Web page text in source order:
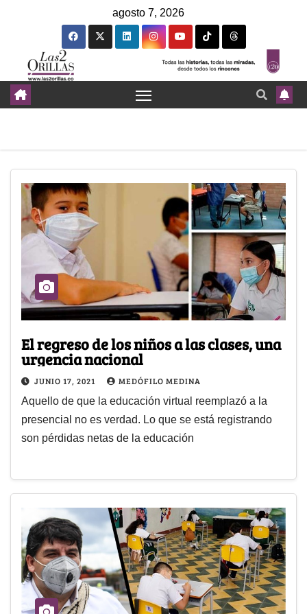
agosto 7, 2026
El regreso de los niños a las clases, una
urgencia nacional
JUNIO 17, 2021 MEDÓFILO MEDINA
Aquello de que la educación virtual reemplazó a la
presencial no es verdad. Lo que se está registrando
son pérdidas netas de la educación